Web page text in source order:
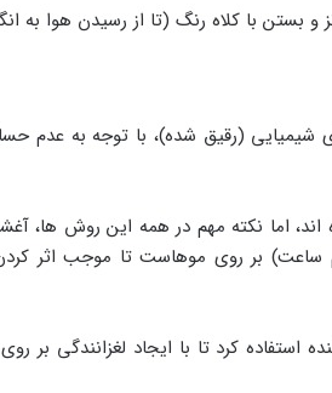
بستن با کلاه رنگ (تا از رسیدن هوا به
شیمیایی (رقیق شده)، با توجه به عدم
اما نکته مهم در همه این روش ها،
ساعت) بر روی موهاست تا موجب اثر
کرد تا با ایجاد لغزانندگی